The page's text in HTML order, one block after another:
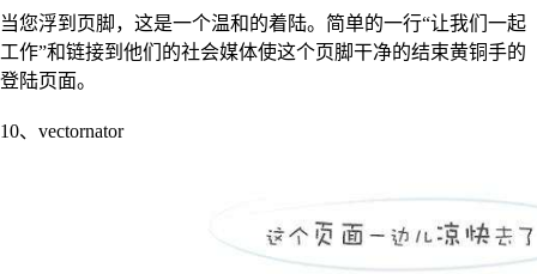
当您浮到页脚，这是一个温和的着陆。简单的一行“让我们一起
工作”和链接到他们的社会媒体使这个页脚干净的结束黄铜手的
登陆页面。
10、vectornator